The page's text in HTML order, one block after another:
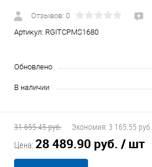
Отзывов: 0
Артикул: RGITCPMS1680
Обновлено
В наличии
31 655.45 руб. Экономия: 3 165.55 руб.
Цена: 28 489.90 руб. / шт